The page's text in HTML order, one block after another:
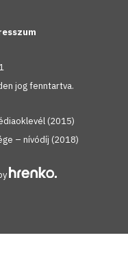
jog fenntartva.
(2015)
– nívódíj (2018)